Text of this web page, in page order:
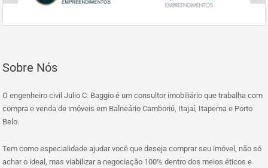
Sobre Nós
O engenheiro civil Julio C. Baggio é um consultor imobiliário que trabalha com
compra e venda de imóveis em Balneário Camboriú, Itajaí, Itapema e Porto
Belo.
Tem como especialidade ajudar você que deseja comprar seu imóvel, não só
achar o ideal, mas viabilizar a negociação 100% dentro dos meios éticos e